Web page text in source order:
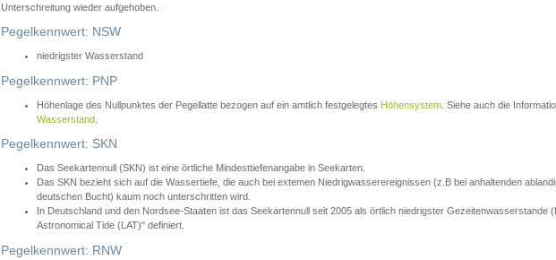
Unterschreitung wieder aufgehoben.
Pegelkennwert: NSW
niedrigster Wasserstand
Pegelkennwert: PNP
Höhenlage des Nullpunktes der Pegellatte bezogen auf ein amtlich festgelegtes Höhensystem . Siehe auch die
Wasserstand
Pegelkennwert: SKN
Das Seekartennull (SKN) ist eine örtliche Mindesttiefenangabe in Seekarten.
Das SKN bezieht sich auf die Wassertiefe, die auch bei extemen Niedrigwasserereignissen (z.B bei anhaltenden
deutschen Bucht) kaum noch unterschritten wird.
In Deutschland und den Nordsee-Staaten ist das Seekartennull seit 2005 als örtlich niedrigster Gezeitenwasserstande
Astronomical Tide (LAT)" definiert.
Pegelkennwert: RNW